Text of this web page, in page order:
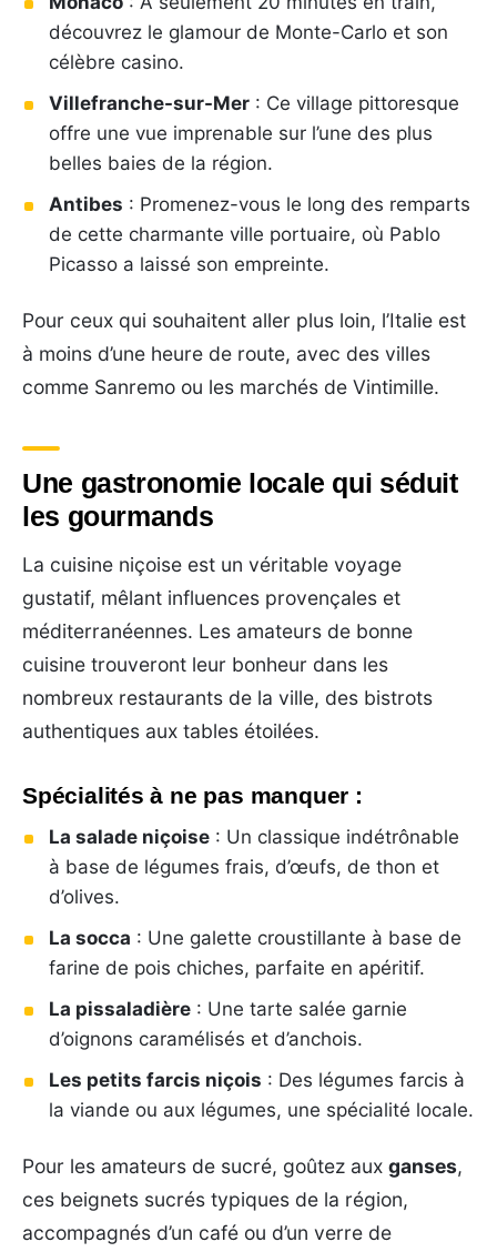
découvrez le glamour de Monte-Carlo et son
célèbre casino.
Villefranche-sur-Mer : Ce village pittoresque
offre une vue imprenable sur l’une des plus
belles baies de la région.
Antibes : Promenez-vous le long des remparts
de cette charmante ville portuaire, où Pablo
Picasso a laissé son empreinte.
Pour ceux qui souhaitent aller plus loin, l’Italie est
à moins d’une heure de route, avec des villes
comme Sanremo ou les marchés de Vintimille.
Une gastronomie locale qui séduit
les gourmands
La cuisine niçoise est un véritable voyage
gustatif, mêlant influences provençales et
méditerranéennes. Les amateurs de bonne
cuisine trouveront leur bonheur dans les
nombreux restaurants de la ville, des bistrots
authentiques aux tables étoilées.
Spécialités à ne pas manquer :
La salade niçoise : Un classique indétrônable
à base de légumes frais, d’œufs, de thon et
d’olives.
La socca : Une galette croustillante à base de
farine de pois chiches, parfaite en apéritif.
La pissaladière : Une tarte salée garnie
d’oignons caramélisés et d’anchois.
Les petits farcis niçois : Des légumes farcis à
la viande ou aux légumes, une spécialité locale.
Pour les amateurs de sucré, goûtez aux ganses,
ces beignets sucrés typiques de la région,
accompagnés d’un café ou d’un verre de